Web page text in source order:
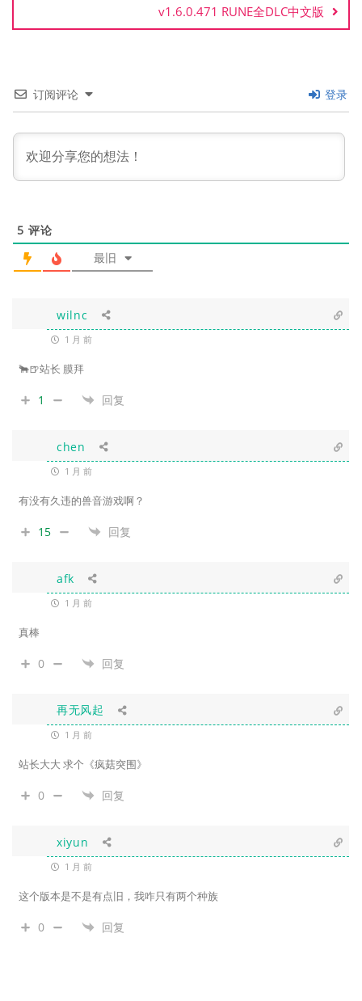
v1.6.0.471 RUNE全DLC中文版
订阅评论 登录
5 评论
最旧
wilnc
1 月 前
🐂🍺站长 膜拜
1 回复
chen
1 月 前
有没有久违的兽音游戏啊？
15 回复
afk
1 月 前
真棒
0 回复
再无风起
1 月 前
站长大大 求个《疯菇突围》
0 回复
xiyun
1 月 前
这个版本是不是有点旧，我咋只有两个种族
0 回复